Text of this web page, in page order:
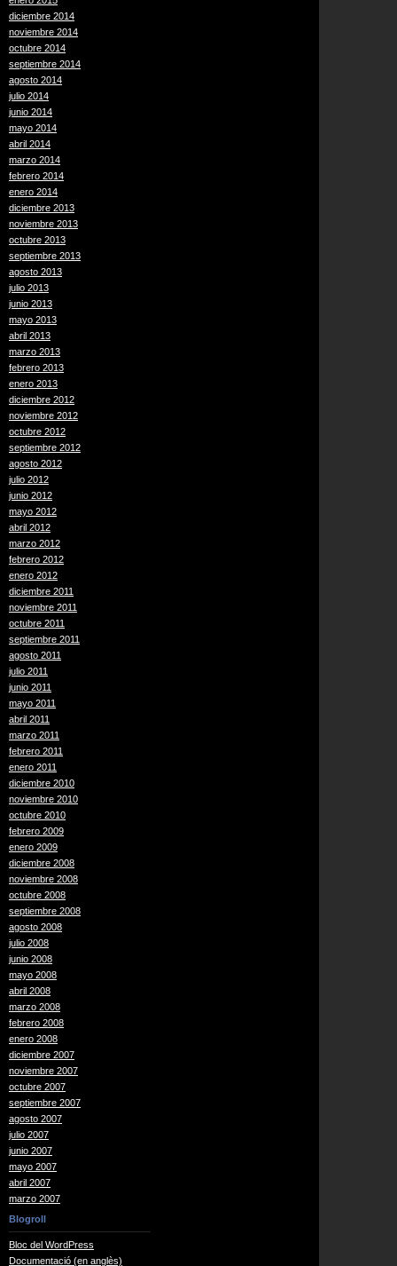
diciembre 2014
noviembre 2014
octubre 2014
septiembre 2014
agosto 2014
julio 2014
junio 2014
mayo 2014
abril 2014
marzo 2014
febrero 2014
enero 2014
diciembre 2013
noviembre 2013
octubre 2013
septiembre 2013
agosto 2013
julio 2013
junio 2013
mayo 2013
abril 2013
marzo 2013
febrero 2013
enero 2013
diciembre 2012
noviembre 2012
octubre 2012
septiembre 2012
agosto 2012
julio 2012
junio 2012
mayo 2012
abril 2012
marzo 2012
febrero 2012
enero 2012
diciembre 2011
noviembre 2011
octubre 2011
septiembre 2011
agosto 2011
julio 2011
junio 2011
mayo 2011
abril 2011
marzo 2011
febrero 2011
enero 2011
diciembre 2010
noviembre 2010
octubre 2010
febrero 2009
enero 2009
diciembre 2008
noviembre 2008
octubre 2008
septiembre 2008
agosto 2008
julio 2008
junio 2008
mayo 2008
abril 2008
marzo 2008
febrero 2008
enero 2008
diciembre 2007
noviembre 2007
octubre 2007
septiembre 2007
agosto 2007
julio 2007
junio 2007
mayo 2007
abril 2007
marzo 2007
Blogroll
Bloc del WordPress
Documentació (en anglès)